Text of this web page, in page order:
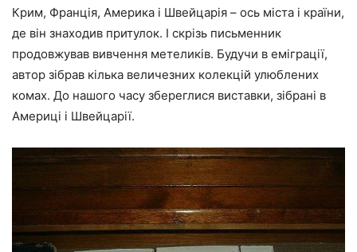
Крим, Франція, Америка і Швейцарія – ось міста і країни,
де він знаходив притулок. І скрізь письменник
продовжував вивчення метеликів. Будучи в еміграції,
автор зібрав кілька величезних колекцій улюблених
комах. До нашого часу збереглися виставки, зібрані в
Америці і Швейцарії.